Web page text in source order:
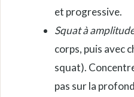
et progressive.
Squat à
corps, puis avec
squat).
pas sur la